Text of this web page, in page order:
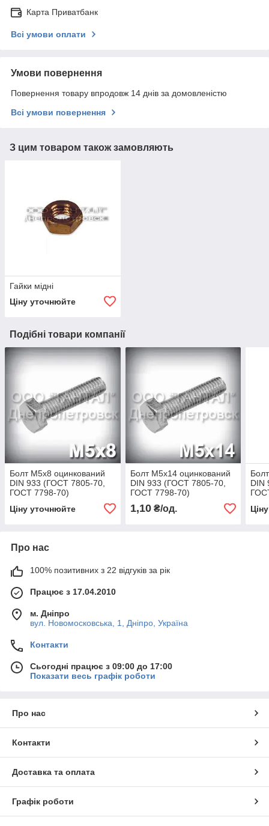
Карта Приватбанк
Всі умови оплати
Умови повернення
Повернення товару впродовж 14 днів за домовленістю
Всі умови повернення
З цим товаром також замовляють
Гайки мідні
Ціну уточнюйте
Подібні товари компанії
Болт М5х8 оцинкований
DIN 933 (ГОСТ 7805-70,
ГОСТ 7798-70)
Ціну уточнюйте
Болт М5х14 оцинкований
DIN 933 (ГОСТ 7805-70,
ГОСТ 7798-70)
1,10₴/од.
DIN
Про нас
100% позитивних з 22 відгуків за рік
Працює з 17.04.2010
м. Дніпро
вул. Новомосковська, 1, Дніпро, Україна
Контакти
Сьогодні працює з 09:00 до 17:00
Показати весь графік роботи
Про нас
Контакти
Доставка та оплата
Графік роботи